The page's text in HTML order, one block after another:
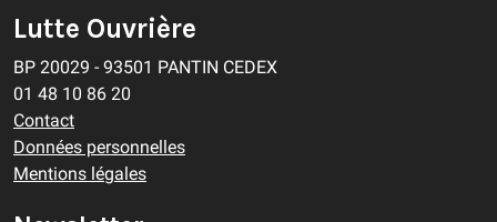
Lutte Ouvrière
BP 20029 - 93501 PANTIN CEDEX
01 48 10 86 20
Contact
Données personnelles
Mentions légales